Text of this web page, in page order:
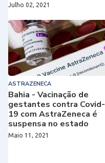
Julho 02, 2021
ASTRAZENECA
Bahia - Vacinação de
gestantes contra Covid-
19 com AstraZeneca é
suspensa no estado
Maio 11, 2021